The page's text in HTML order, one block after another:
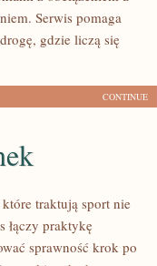
Serwis pomaga
gdzie liczą się
CONTINUE
traktują sport nie
łączy praktykę
sprawność krok po